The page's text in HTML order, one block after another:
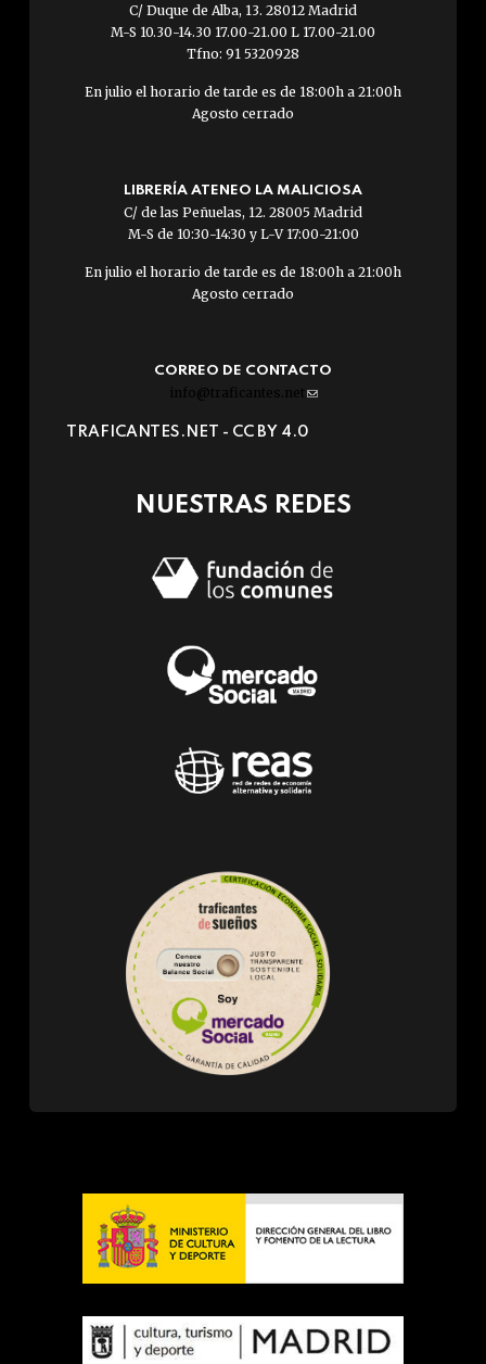
C/ Duque de Alba, 13. 28012 Madrid
M-S 10.30-14.30 17.00-21.00 L 17.00-21.00
Tfno: 91 5320928
En julio el horario de tarde es de 18:00h a 21:00h
Agosto cerrado
LIBRERÍA ATENEO LA MALICIOSA
C/ de las Peñuelas, 12. 28005 Madrid
M-S de 10:30-14:30 y L-V 17:00-21:00
En julio el horario de tarde es de 18:00h a 21:00h
Agosto cerrado
CORREO DE CONTACTO
info@traficantes.net (link
e-
TRAFICANTES.NET - CC BY 4.0
NUESTRAS REDES